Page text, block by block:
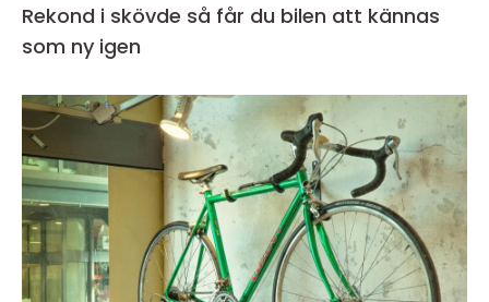
Rekond i skövde så får du bilen att kännas
som ny igen